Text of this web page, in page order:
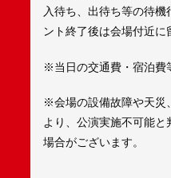
入待ち、出待ち等の待
ント終了後は会場付近に
※当日の交通費・宿泊費
※会場の設備故障や天災
より、公演実施不可能
場合がございます。